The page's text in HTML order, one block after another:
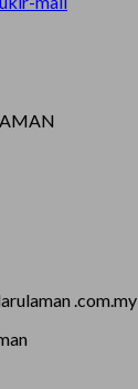
.com.my